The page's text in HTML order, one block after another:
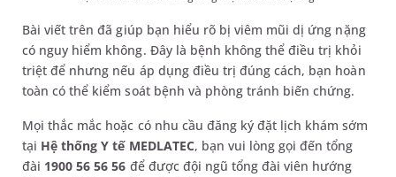
Bài viết trên đã giúp bạn hiểu rõ bị viêm mũi dị ứng nặng
có nguy hiểm không. Đây là bệnh không thể điều trị khỏi
triệt để nhưng nếu áp dụng điều trị đúng cách, bạn hoàn
toàn có thể kiểm soát bệnh và phòng tránh biến chứng.
Mọi thắc mắc hoặc có nhu cầu đăng ký đặt lịch khám sớm
tại Hệ thống Y tế MEDLATEC, bạn vui lòng gọi đến tổng
đài 1900 56 56 56 để được đội ngũ tổng đài viên hướng